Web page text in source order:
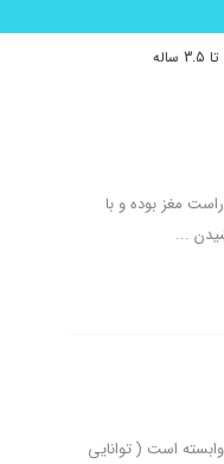
مغز بوده و با
...
است ( توانایی